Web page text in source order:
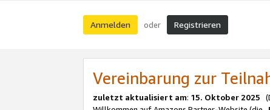
Anmelden oder Registrieren
Vereinbarung zur
zuletzt aktualisiert am: 15. Oktober 2025